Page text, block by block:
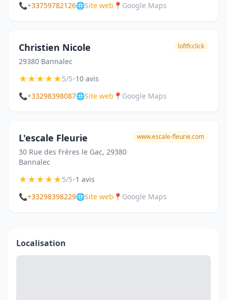
📞+33759782126🌐Site web 📍 Google Maps
Christien Nicole
29380 Bannalec
loftfr.click
★★★★★5/5•10 avis
📞+33298398087🌐Site web 📍 Google Maps
L'escale Fleurie
30 Rue des Frères le Gac, 29380
Bannalec
www.escale-fleurie.com
★★★★★5/5•1 avis
📞+33298398229🌐Site web 📍 Google Maps
Localisation